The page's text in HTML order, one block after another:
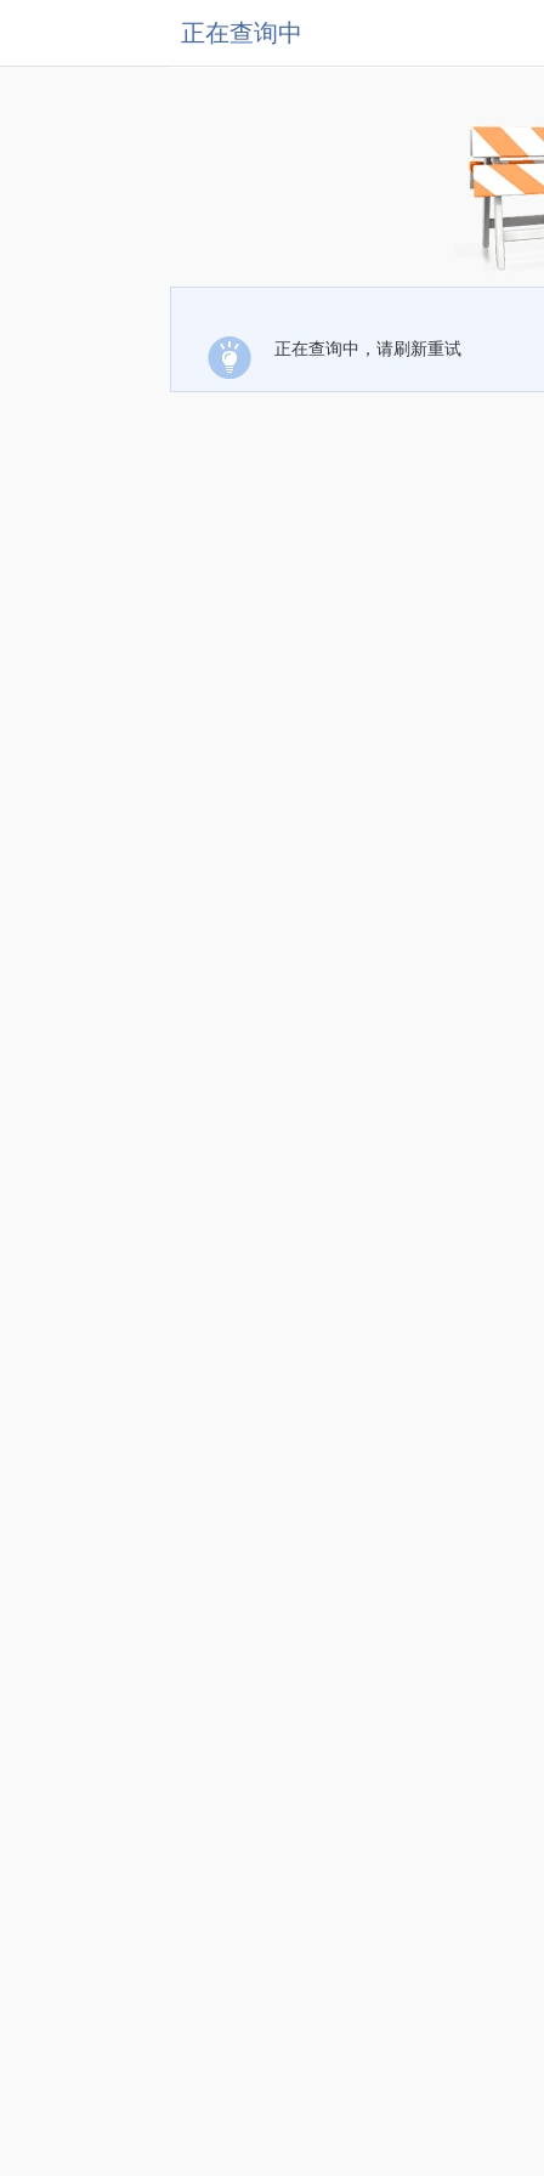
正在查询中
正在查询中，请刷新重试